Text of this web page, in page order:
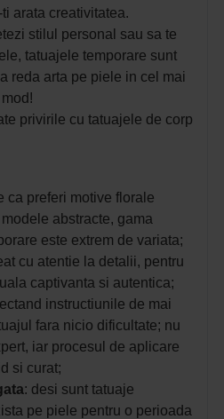
arata creativitatea.
stilul personal sau sa te
tatuajele temporare sunt
reda arta pe piele in cel mai
privirile cu tatuajele de corp
ca preferi motive florale
abstracte, gama
este extrem de variata;
cu atentie la detalii, pentru
captivanta si autentica;
instructiunile de mai
fara nicio dificultate; nu
iar procesul de aplicare
si curat;
: desi sunt tatuaje
pe piele pentru o perioada